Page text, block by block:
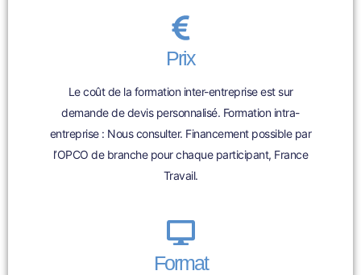
Prix
Le coût de la formation inter-entreprise est sur
demande de devis personnalisé. Formation intra-
entreprise : Nous consulter. Financement possible par
l’OPCO de branche pour chaque participant, France
Travail.
Format